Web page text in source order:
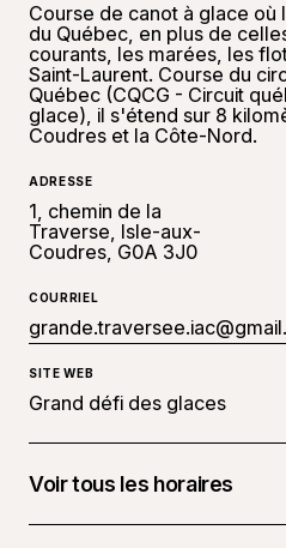
Course de canot à glace où
du Québec, en plus de
courants, les marées, les
Saint-Laurent. Course du
Québec (CQCG - Circuit
glace), il s'étend sur 8
Coudres et la Côte-Nord.
ADRESSE
1, chemin de la
Traverse, Isle-aux-
Coudres, G0A 3J0
COURRIEL
SITE WEB
Grand défi des glaces
Voir tous les horaires